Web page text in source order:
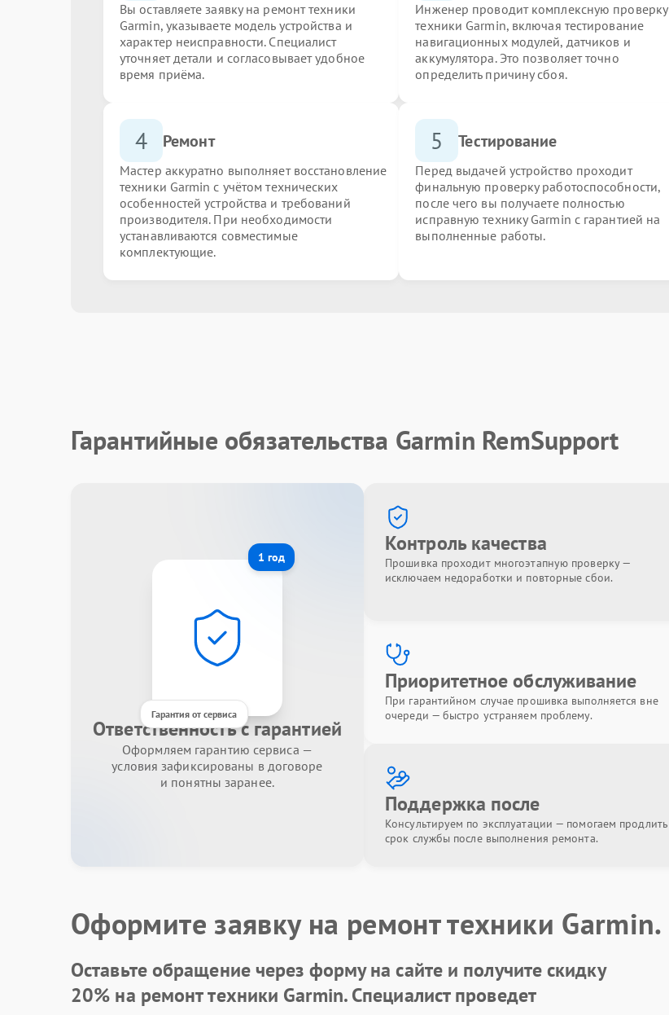
Вы оставляете заявку на ремонт техники
Garmin, указываете модель устройства и
характер неисправности. Специалист
уточняет детали и согласовывает удобное
время приёма.
Инженер проводит комплексную проверку
техники Garmin, включая тестирование
навигационных модулей, датчиков и
аккумулятора. Это позволяет точно
определить причину сбоя.
4 Ремонт
Мастер аккуратно выполняет восстановление
техники Garmin с учётом технических
особенностей устройства и требований
производителя. При необходимости
устанавливаются совместимые
комплектующие.
5 Тестирование
Перед выдачей устройство проходит
финальную проверку работоспособности,
после чего вы получаете полностью
исправную технику Garmin с гарантией на
выполненные работы.
Гарантийные обязательства Garmin RemSupport
1 год
Гарантия от сервиса
Ответственность с гарантией
Оформляем гарантию сервиса —
условия зафиксированы в договоре
и понятны заранее.
Контроль качества
Прошивка проходит многоэтапную проверку —
исключаем недоработки и повторные сбои.
Приоритетное обслуживание
При гарантийном случае прошивка выполняется вне
очереди — быстро устраняем проблему.
Поддержка после
Консультируем по эксплуатации — помогаем продлить
срок службы после выполнения ремонта.
Оформите заявку на ремонт техники Garmin.
Оставьте обращение через форму на сайте и получите скидку
20% на ремонт техники Garmin. Специалист проведет